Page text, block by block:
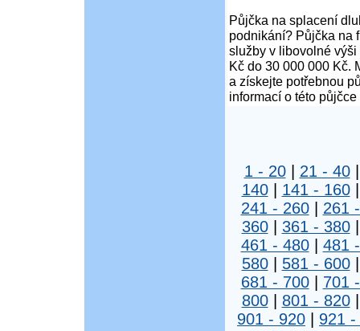
Půjčka na splacení
podnikání? Půjčka na
služby v libovolné
Kč do 30 000 000 Kč.
a získejte potřebnou
informací o této
1 - 20| 21 - 40
140| 141 - 160
241 - 260| 261
360| 361 - 380
461 - 480| 481
580| 581 - 600
681 - 700| 701
800| 801 - 820
901 - 920
921 -